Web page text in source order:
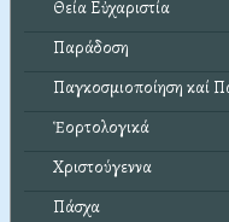
Θεία Εὐχαριστία
Παράδοση
Παγκοσμιοποίηση καί
Ἑορτολογικά
Χριστούγεννα
Πάσχα